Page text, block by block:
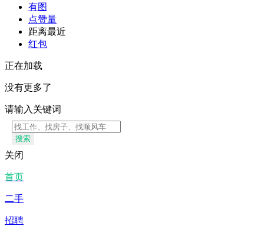
有图
点赞量
距离最近
红包
正在加载
没有更多了
请输入关键词
搜索
关闭
首页
二手
招聘